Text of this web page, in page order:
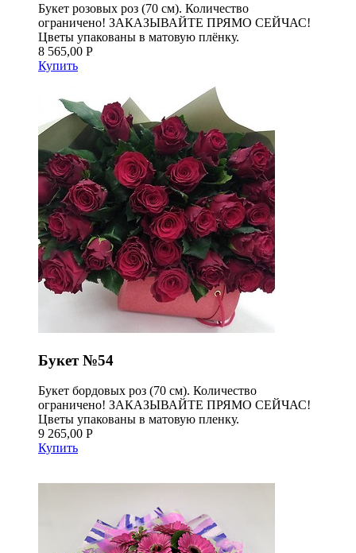
Букет розовых роз (70 см). Количество
ограничено! ЗАКАЗЫВАЙТЕ ПРЯМО СЕЙЧАС!
Цветы упакованы в матовую плёнку.
8 565,00 Р
Купить
Букет №54
Букет бордовых роз (70 см). Количество
ограничено! ЗАКАЗЫВАЙТЕ ПРЯМО СЕЙЧАС!
Цветы упакованы в матовую пленку.
9 265,00 Р
Купить